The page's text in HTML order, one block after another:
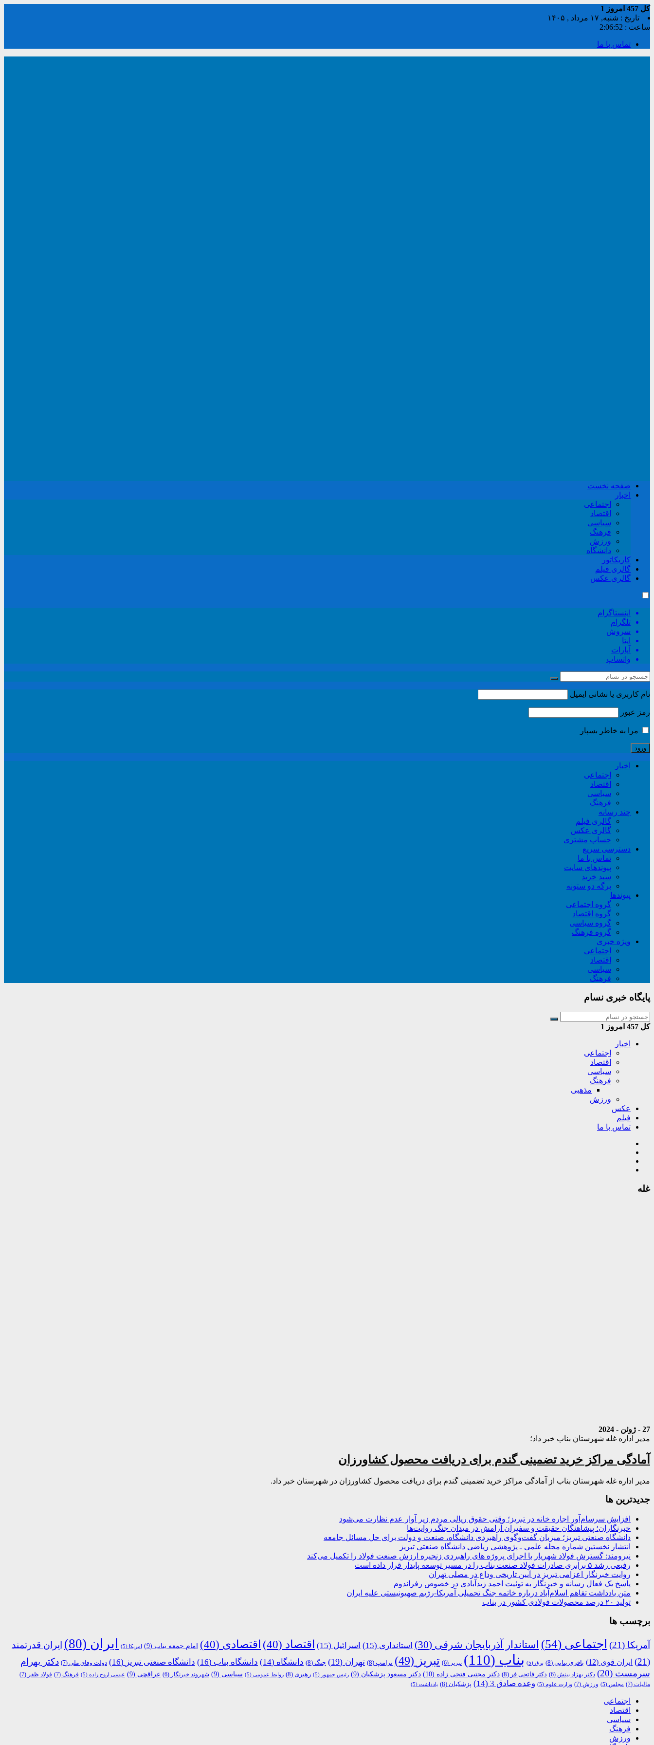
کل امروز
1
تاریخ : شنبه, ۱۷ مرداد , ۱۴۰۵
ساعت : 2:06:53
تماس با ما
صفحه نخست
اخبار
اجتماعی
اقتصاد
سیاسی
فرهنگ
ورزش
دانشگاه
کاریکاتور
گالری فیلم
گالری عکس
اینستاگرام
تلگرام
سروش
ایتا
آپارات
واتساپ
نام کاربری یا نشانی ایمیل
رمز عبور
مرا به خاطر بسپار
اخبار
اجتماعی
اقتصاد
سیاسی
فرهنگ
چند رسانه
گالری فیلم
گالری عکس
حساب مشتری
دسترسی سریع
تماس با ما
پیوندهای سایت
سبد خريد
برگه دو ستونه
پیوندها
گروه اجتماعی
گروه اقتصاد
گروه سیاسی
گروه فرهنگ
ویژه خبری
اجتماعی
اقتصاد
سیاسی
فرهنگ
پایگاه خبری نسام
کل امروز 1
اخبار
اجتماعی
اقتصاد
سیاسی
فرهنگ
مذهبی
ورزش
عکس
فیلم
تماس با ما
غله
27 - ژوئن - 2024
مدیر اداره غله شهرستان بناب خبر داد؛
آمادگی مراکز خرید تضمینی گندم برای دریافت محصول کشاورزان
مدیر اداره غله شهرستان بناب از آمادگی مراکز خرید تضمینی گندم برای دریافت محصول کشاورزان در شهرستان خبر داد.
جديدترين ها
افزایش سرسام‌آور اجاره خانه در تبریز؛ وقتی حقوق ریالی مردم زیر آوار عدم نظارت می‌شود
خبرنگاران؛ پیشاهنگان حقیقت و سفیران آرامش در میدان جنگ روایت‌ها
دانشگاه صنعتی تبریز؛ میزبان گفت‌وگوی راهبردی دانشگاه، صنعت و دولت برای حل مسائل جامعه
انتشار نخستین شماره مجله علمی ـ پژوهشی ریاضی دانشگاه صنعتی تبریز
نیرومند: گسترش فولاد شهریار با اجرای پروژه های راهبردی زنجیره ارزش صنعت فولاد را تکمیل می‌کند
رفیعی رشد ۵ برابری صادرات فولاد صنعت بناب را در مسیر توسعه پایدار قرار داده است
روایت خبرنگار اعزامی تبریز در آیین تاریخی وداع در مصلی تهران
پاسخ یک فعال رسانه و خبرنگار به توئیت احمد زیدآبادی در خصوص رفراندوم
متن یادداشت تفاهم اسلام‌آباد درباره خاتمه جنگ تحمیلی آمریکا-رژیم صهیونیستی علیه ایران
تولید ۲۰ درصد محصولات فولادی کشور در بناب
برچسب ها
آمریکا (21) اجتماعی (54) استاندار آذربایجان شرقی (30) استانداری (15) اسرائیل (15) اقتصاد (40) اقتصادی (40) امام جمعه بناب (9) امریکا (5) ایران (80)
ایران قدرتمند
(21)
ایران قوی (12) باقری بنابی (8) برق (5) بناب (110) تبریر (6) تبریز (49) ترامپ (8) تهران (19) جنگ (8) دانشگاه (14) دانشگاه بناب (16) دانشگاه صنعتی تبریز (16) دولت وفاق ملی (7)
دکتر بهرام
سرمست (20) دکتر بهزاد بینش (6) دکتر فاتحی فر (8) دکتر مجتبی فتحی زاده (10) دکتر مسعود پزشکیان (9) رئیس جمهور (5) رهبری (8) روابط عمومی (5) سیاسی (9) شهروند خبرنگار (6) عراقچی (9) عیسی اروج زاده (5) فرهنگ (7) فولاد ظفر (7)
مالیات (7) مجلس (5) ورزش (7) وزارت علوم (5) وعده صادق 3 (14) پزشکیان (8) یادداشت (5)
اجتماعی
اقتصاد
سیاسی
فرهنگ
ورزش